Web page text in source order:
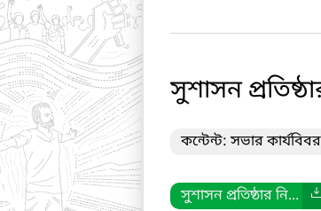
সুশাসন
কন্টেন্ট: সভার
সুশাসন প্রতিষ্ঠার নি...